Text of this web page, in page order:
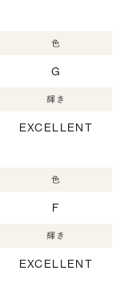
色
G
輝き
EXCELLENT
色
F
輝き
EXCELLENT